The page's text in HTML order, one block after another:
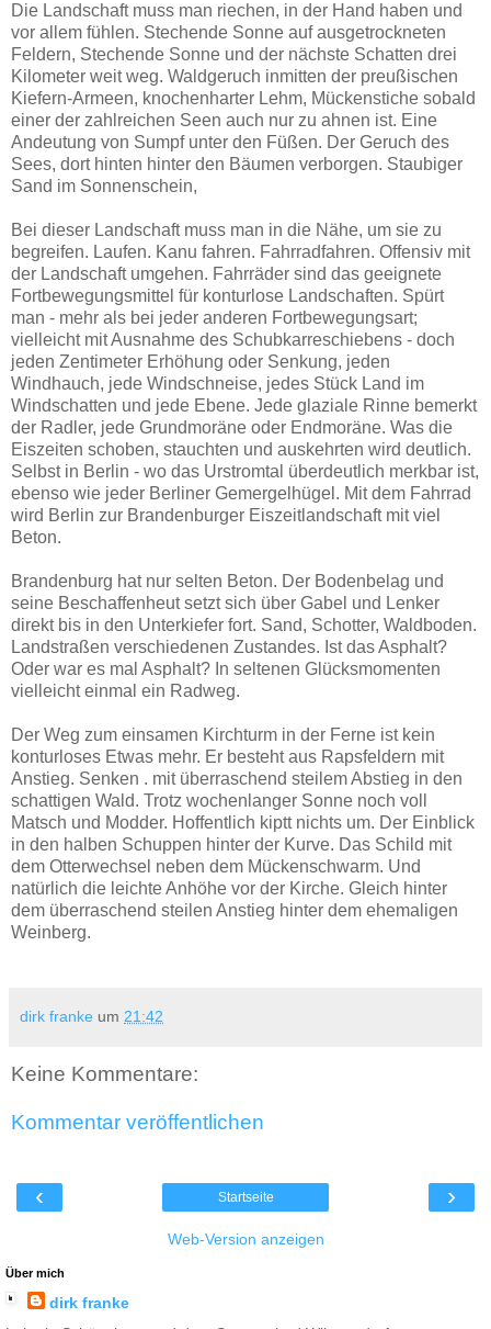
Die Landschaft muss man riechen, in der Hand haben und
vor allem fühlen. Stechende Sonne auf ausgetrockneten
Feldern, Stechende Sonne und der nächste Schatten drei
Kilometer weit weg. Waldgeruch inmitten der preußischen
Kiefern-Armeen, knochenharter Lehm, Mückenstiche sobald
einer der zahlreichen Seen auch nur zu ahnen ist. Eine
Andeutung von Sumpf unter den Füßen. Der Geruch des
Sees, dort hinten hinter den Bäumen verborgen. Staubiger
Sand im Sonnenschein,
Bei dieser Landschaft muss man in die Nähe, um sie zu
begreifen. Laufen. Kanu fahren. Fahrradfahren. Offensiv mit
der Landschaft umgehen. Fahrräder sind das geeignete
Fortbewegungsmittel für konturlose Landschaften. Spürt
man - mehr als bei jeder anderen Fortbewegungsart;
vielleicht mit Ausnahme des Schubkarreschiebens - doch
jeden Zentimeter Erhöhung oder Senkung, jeden
Windhauch, jede Windschneise, jedes Stück Land im
Windschatten und jede Ebene. Jede glaziale Rinne bemerkt
der Radler, jede Grundmoräne oder Endmoräne. Was die
Eiszeiten schoben, stauchten und auskehrten wird deutlich.
Selbst in Berlin - wo das Urstromtal überdeutlich merkbar ist,
ebenso wie jeder Berliner Gemergelhügel. Mit dem Fahrrad
wird Berlin zur Brandenburger Eiszeitlandschaft mit viel
Beton.
Brandenburg hat nur selten Beton. Der Bodenbelag und
seine Beschaffenheut setzt sich über Gabel und Lenker
direkt bis in den Unterkiefer fort. Sand, Schotter, Waldboden.
Landstraßen verschiedenen Zustandes. Ist das Asphalt?
Oder war es mal Asphalt? In seltenen Glücksmomenten
vielleicht einmal ein Radweg.
Der Weg zum einsamen Kirchturm in der Ferne ist kein
konturloses Etwas mehr. Er besteht aus Rapsfeldern mit
Anstieg. Senken . mit überraschend steilem Abstieg in den
schattigen Wald. Trotz wochenlanger Sonne noch voll
Matsch und Modder. Hoffentlich kiptt nichts um. Der Einblick
in den halben Schuppen hinter der Kurve. Das Schild mit
dem Otterwechsel neben dem Mückenschwarm. Und
natürlich die leichte Anhöhe vor der Kirche. Gleich hinter
dem überraschend steilen Anstieg hinter dem ehemaligen
Weinberg.
dirk franke um 21:42
Keine Kommentare:
Kommentar veröffentlichen
‹ ›
Startseite
Web-Version anzeigen
Über mich
dirk franke